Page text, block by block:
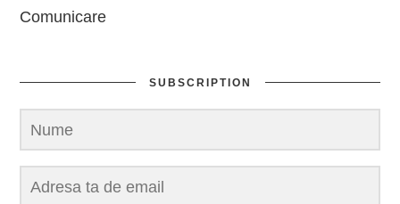
Comunicare
SUBSCRIPTION